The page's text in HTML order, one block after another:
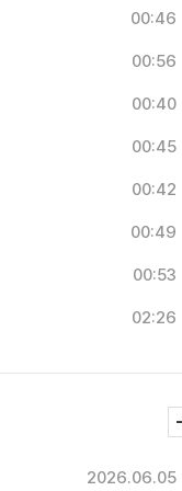
00:46
00:56
00:40
00:45
00:42
00:49
00:53
02:26
2026.06.05